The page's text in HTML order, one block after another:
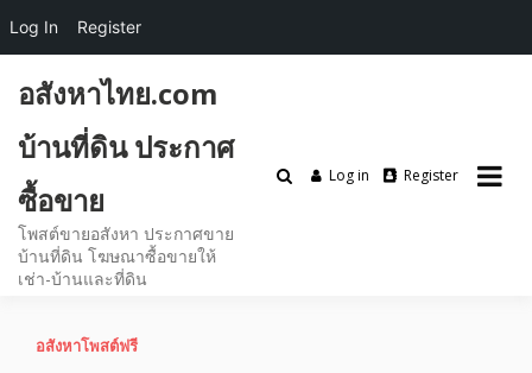
content
อสังหาไทย.com
บ้านที่ดิน ประกาศ
ซื้อขาย
โพสต์ขายอสังหา ประกาศขาย
บ้านที่ดิน โฆษณาซื้อขายให้
เช่า-บ้านและที่ดิน
Log in Register
อสังหาโพสต์ฟรี
Log In Register